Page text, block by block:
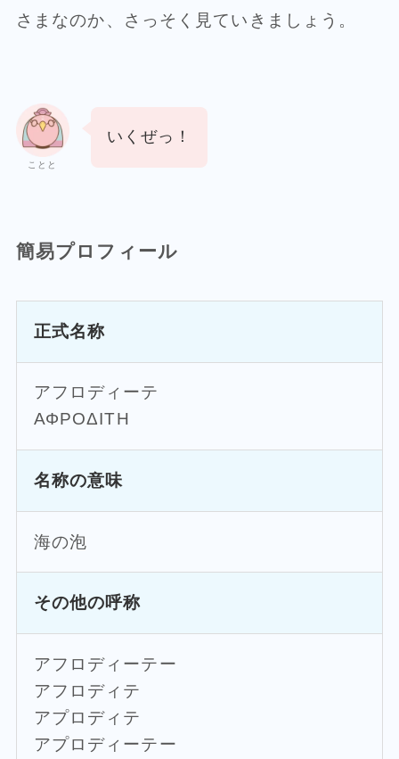
さまなのか、さっそく見ていきましょう。
ことと
いくぜっ！
簡易プロフィール
正式名称
アフロディーテ
ΑΦΡΟΔΙΤΗ
名称の意味
海の泡
その他の呼称
アフロディーテー
アフロディテ
アプロディテ
アプロディーテー